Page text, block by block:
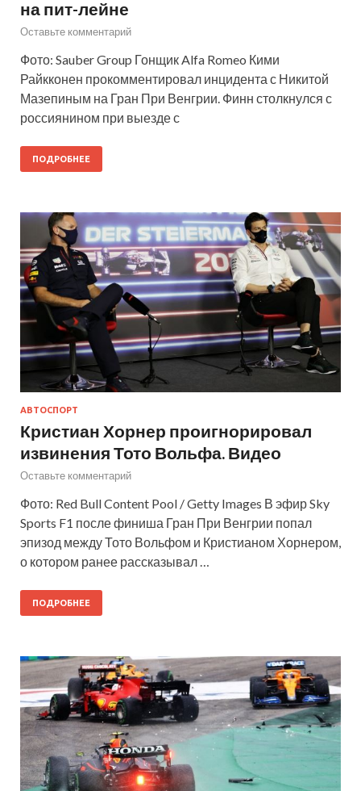
на пит-лейне
Оставьте комментарий
Фото: Sauber Group Гонщик Alfa Romeo Кими
Райкконен прокомментировал инцидента с Никитой
Мазепиным на Гран При Венгрии. Финн столкнулся с
россиянином при выезде с
ПОДРОБНЕЕ
АВТОСПОРТ
Кристиан Хорнер проигнорировал
извинения Тото Вольфа. Видео
Оставьте комментарий
Фото: Red Bull Content Pool / Getty Images В эфир Sky
Sports F1 после финиша Гран При Венгрии попал
эпизод между Тото Вольфом и Кристианом Хорнером,
о котором ранее рассказывал …
ПОДРОБНЕЕ